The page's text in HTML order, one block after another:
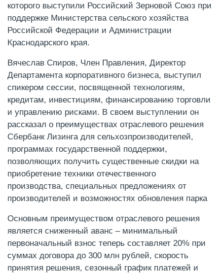
которого выступили Российский Зерновой Союз при
поддержке Министерства сельского хозяйства
Российской Федерации и Администрации
Краснодарского края.
Вячеслав Спиров, Член Правления, Директор
Департамента корпоративного бизнеса, выступил
спикером сессии, посвященной технологиям,
кредитам, инвестициям, финансированию торговли
и управлению рисками. В своем выступлении он
рассказал о преимуществах отраслевого решения
Сбербанк Лизинга для сельхозпроизводителей,
программах государственной поддержки,
позволяющих получить существенные скидки на
приобретение техники отечественного
производства, специальных предложениях от
производителей и возможностях обновления парка
Основным преимуществом отраслевого решения
является сниженный аванс – минимальный
первоначальный взнос теперь составляет 20% при
суммах договора до 300 млн рублей, скорость
принятия решения, сезонный график платежей и